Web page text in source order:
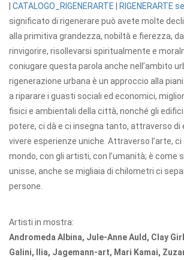
CATALOGO_RIGENERARTE RIGENERARTE
significato di rigenerare può avete molte
alla primitiva grandezza, nobiltà e fierezza,
rinvigorire, risollevarsi spiritualmente e
coniugare questa parola anche nell’ambito
rigenerazione urbana è un approccio alla
a riparare i guasti sociali ed economici,
fisici e ambientali della città, nonché gli
potere, ci dà e ci insegna tanto, attraverso di
vivere esperienze uniche. Attraverso l’arte,
mondo, con gli artisti, con l’umanità; è come
unisse, anche se migliaia di chilometri ci
persone.
Artisti in mostra:
Andromeda Albina, Jule-Anne Auld, Clay
Galini, Ilia, Jagemann-art, Mari Kamai,